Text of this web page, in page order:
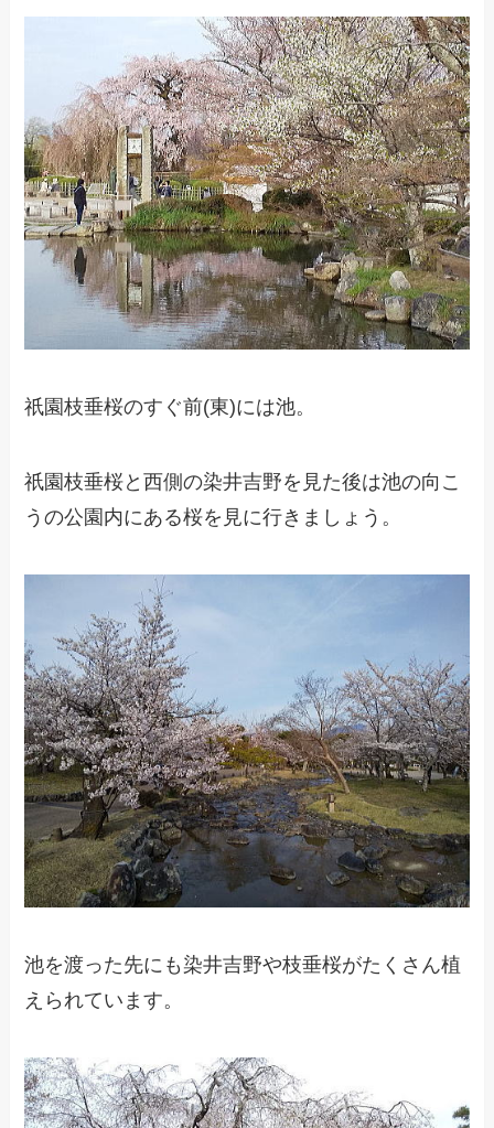
祇園枝垂桜のすぐ前(東)には池。
祇園枝垂桜と西側の染井吉野を見た後は池の向こ
うの公園内にある桜を見に行きましょう。
池を渡った先にも染井吉野や枝垂桜がたくさん植
えられています。